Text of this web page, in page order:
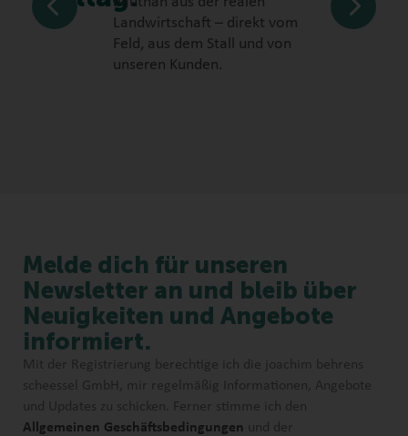
Landwirtschaft – direkt vom
Feld, aus dem Stall und von
unseren Kunden.
Melde dich für unseren
Newsletter an und bleib über
Neuigkeiten und Angebote
informiert.
Mit der Registrierung berechtige ich die joachim behrens
scheessel GmbH, mir regelmäßig Informationen, Angebote
und Updates zu schicken. Ferner stimme ich den
Allgemeinen Geschäftsbedingungen
und der